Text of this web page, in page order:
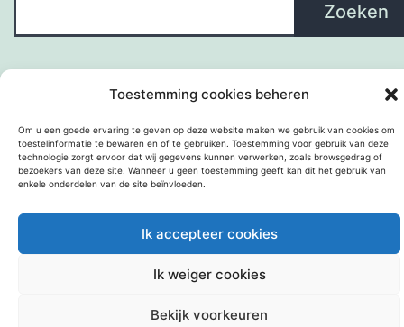
Toestemming cookies beheren
Om u een goede ervaring te geven op deze website maken we gebruik van cookies om
toestelinformatie te bewaren en of te gebruiken. Toestemming voor gebruik van deze
technologie zorgt ervoor dat wij gegevens kunnen verwerken, zoals browsgedrag of
bezoekers van deze site. Wanneer u geen toestemming geeft kan dit het gebruik van
enkele onderdelen van de site beïnvloeden.
Ik accepteer cookies
Ik weiger cookies
Bekijk voorkeuren
Zoeken
Met trots aangedreven doorWordPress.